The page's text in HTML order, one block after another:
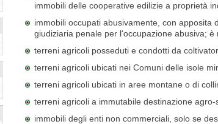
immobili delle cooperative edilizie a proprietà
immobili occupati abusivamente, con apposita
giudiziaria penale per l'occupazione abusiva;
terreni agricoli posseduti e condotti da
terreni agricoli ubicati nei Comuni delle isole
terreni agricoli ubicati in aree montane o di
terreni agricoli a immutabile destinazione
immobili degli enti non commerciali, solo se